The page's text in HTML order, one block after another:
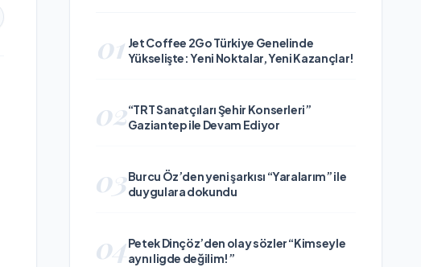
01 Jet Coffee 2Go Türkiye Genelinde
Yükselişte: Yeni Noktalar, Yeni Kazançlar!
02“TRT Sanatçıları Şehir Konserleri”
Gaziantep ile Devam Ediyor
03Burcu Öz’den yeni şarkısı “Yaralarım” ile
duygulara dokundu
04Petek Dinçöz’den olay sözler “Kimseyle
aynı ligde değilim!”